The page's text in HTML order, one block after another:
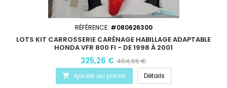
RÉFÉRENCE: #080626300
LOTS KIT CARROSSERIE CARÉNAGE HABILLAGE ADAPTABLE
HONDA VFR 800 FI - DE 1998 À 2001
325,26 € 464,66 €
 Ajouter au panier Détails